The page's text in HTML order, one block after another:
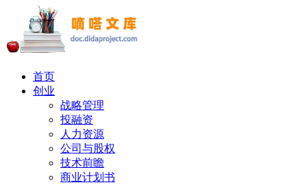
首页
创业
战略管理
投融资
人力资源
公司与股权
技术前瞻
商业计划书